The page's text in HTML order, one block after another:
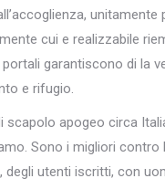
unitamente
cui e realizzabile
garantiscono di la
e rifugio.
scapolo apogeo circa
Sono i migliori contro
degli utenti iscritti, con